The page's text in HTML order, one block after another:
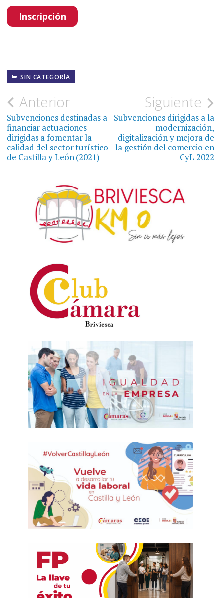
Inscripción
SIN CATEGORÍA
Navegación
de
entradas
Anterior
Subvenciones destinadas a
financiar actuaciones
dirigidas a fomentar la
calidad del sector turístico
de Castilla y León (2021)
Siguiente
Subvenciones dirigidas a la
modernización,
digitalización y mejora de
la gestión del comercio en
CyL 2022